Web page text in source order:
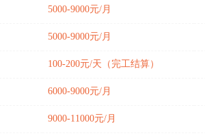
5000-9000元/月
5000-9000元/月
100-200元/天（完工结算）
6000-9000元/月
9000-11000元/月